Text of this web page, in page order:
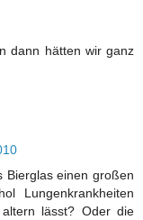
dann hätten wir ganz
Bierglas einen großen
Lungenkrankheiten
lässt? Oder die